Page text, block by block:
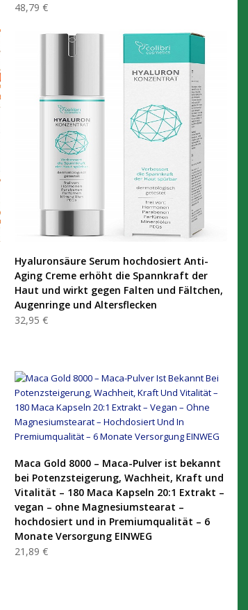
48,79 €
PRODUKT KAUFEN
Hyaluronsäure Serum hochdosiert Anti-
Aging Creme erhöht die Spannkraft der
Haut und wirkt gegen Falten und Fältchen,
Augenringe und Altersflecken
32,95 €
PRODUKT KAUFEN
Maca Gold 8000 – Maca-Pulver ist bekannt
bei Potenzsteigerung, Wachheit, Kraft und
Vitalität – 180 Maca Kapseln 20:1 Extrakt –
vegan – ohne Magnesiumstearat –
hochdosiert und in Premiumqualität – 6
Monate Versorgung EINWEG
21,89 €